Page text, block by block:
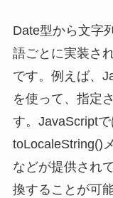
Date型から文字
語ごとに実装さ
です。例えば、
を使って、指定
す。JavaScript
toLocaleString()
などが提供され
換することが可能